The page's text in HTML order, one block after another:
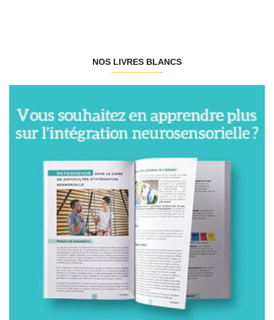
NOS LIVRES BLANCS